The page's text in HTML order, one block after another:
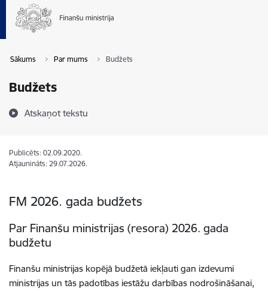
Sākums Par mums Budžets
Budžets
Atskaņot tekstu
Publicēts: 02.09.2020.
Atjaunināts: 29.07.2026.
FM 2026. gada budžets
Par Finanšu ministrijas (resora) 2026. gada
budžetu
Finanšu ministrijas kopējā budžetā iekļauti gan izdevumi
ministrijas un tās padotības iestāžu darbības nodrošināšanai,